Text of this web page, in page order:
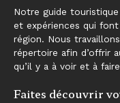
Notre guide
et expériences qui
région. Nous
répertoire afin d’offrir
qu’il y a à voir et à
Faites découvrir